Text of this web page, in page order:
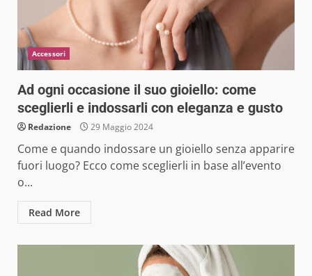
Accessori
Ad ogni occasione il suo gioiello: come
sceglierli e indossarli con eleganza e gusto
Redazione 29 Maggio 2024
Come e quando indossare un gioiello senza apparire
fuori luogo? Ecco come sceglierli in base all’evento
o...
Read More